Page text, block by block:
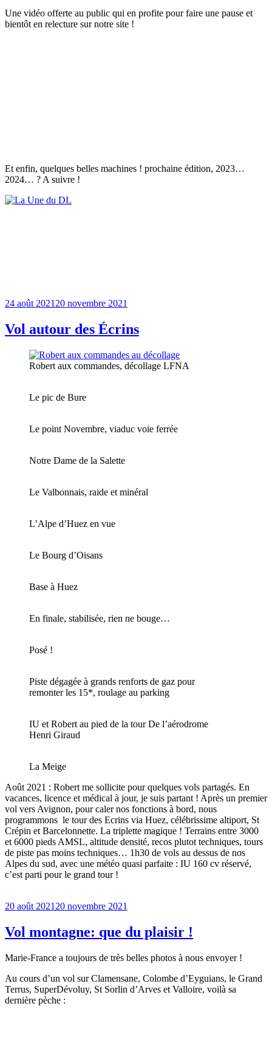
Une vidéo offerte au public qui en profite pour faire une pause et
bientôt en relecture sur notre site !
Et enfin, quelques belles machines ! prochaine édition, 2023…
2024… ? A suivre !
Publié
24 août 2021 20 novembre 2021
Vol autour des Écrins
Robert aux commandes, décollage LFNA
Le pic de Bure
Le point Novembre, viaduc voie ferrée
Notre Dame de la Salette
Le Valbonnais, raide et minéral
L’Alpe d’Huez en vue
Le Bourg d’Oisans
Base à Huez
En finale, stabilisée, rien ne bouge…
Posé !
Piste dégagée à grands renforts de gaz pour
remonter les 15*, roulage au parking
IU et Robert au pied de la tour De l’aérodrome
Henri Giraud
La Meige
Août 2021 : Robert me sollicite pour quelques vols partagés. En
vacances, licence et médical à jour, je suis partant ! Après un premier
vol vers Avignon, pour caler nos fonctions à bord, nous
programmons le tour des Ecrins via Huez, célébrissime altiport, St
Crépin et Barcelonnette. La triplette magique ! Terrains entre 3000
et 6000 pieds AMSL, altitude densité, recos plutot techniques, tours
de piste pas moins techniques… 1h30 de vols au dessus de nos
Alpes du sud, avec une météo quasi parfaite : IU 160 cv réservé,
c’est parti pour le grand tour !
Publié
20 août 2021 20 novembre 2021
Vol montagne: que du plaisir !
Marie-France a toujours de très belles photos à nous envoyer !
Au cours d’un vol sur Clamensane, Colombe d’Eyguians, le Grand
Terrus, SuperDévoluy, St Sorlin d’Arves et Valloire, voilà sa
dernière pèche :